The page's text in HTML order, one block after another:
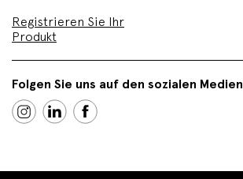
Registrieren Sie Ihr
Produkt
Folgen Sie uns auf den sozialen Medien